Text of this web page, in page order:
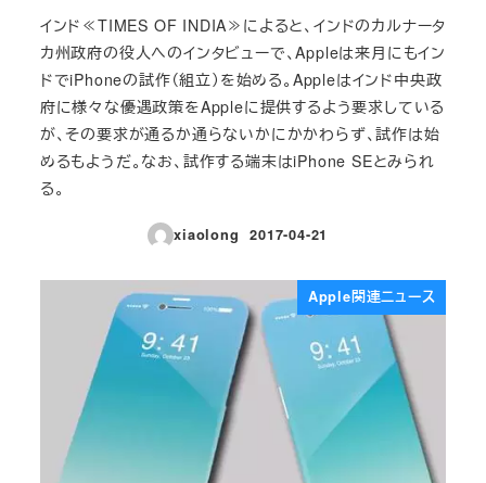
インド≪TIMES OF INDIA≫によると、インドのカルナータ
カ州政府の役人へのインタビューで、Appleは来月にもイン
ドでiPhoneの試作（組立）を始める。Appleはインド中央政
府に様々な優遇政策をAppleに提供するよう要求している
が、その要求が通るか通らないかにかかわらず、試作は始
めるもようだ。なお、試作する端末はiPhone SEとみられ
る。
xiaolong
投稿日
2017-04-21
Apple関連ニュース